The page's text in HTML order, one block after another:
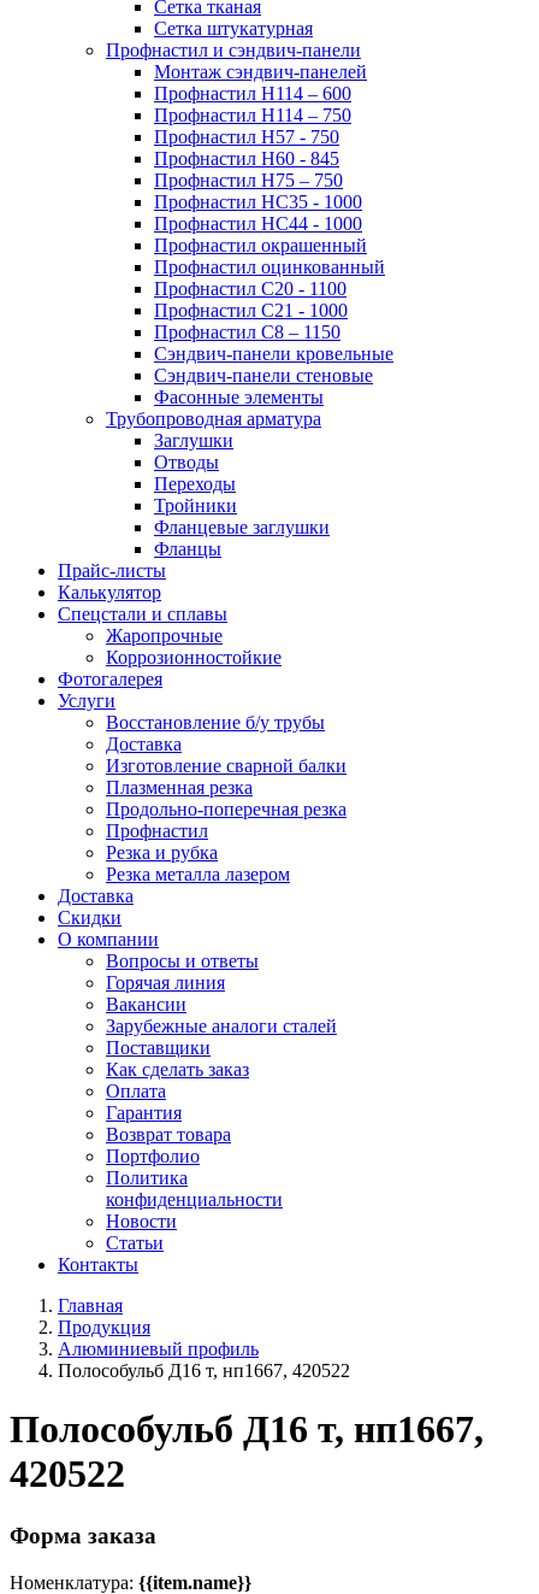
Сетка тканая
Сетка штукатурная
Профнастил и сэндвич-панели
Монтаж сэндвич-панелей
Профнастил Н114 – 600
Профнастил Н114 – 750
Профнастил Н57 - 750
Профнастил Н60 - 845
Профнастил Н75 – 750
Профнастил НС35 - 1000
Профнастил НС44 - 1000
Профнастил окрашенный
Профнастил оцинкованный
Профнастил С20 - 1100
Профнастил С21 - 1000
Профнастил С8 – 1150
Сэндвич-панели кровельные
Сэндвич-панели стеновые
Фасонные элементы
Трубопроводная арматура
Заглушки
Отводы
Переходы
Тройники
Фланцевые заглушки
Фланцы
Прайс-листы
Калькулятор
Спецстали и сплавы
Жаропрочные
Коррозионностойкие
Фотогалерея
Услуги
Восстановление б/у трубы
Доставка
Изготовление сварной балки
Плазменная резка
Продольно-поперечная резка
Профнастил
Резка и рубка
Резка металла лазером
Доставка
Скидки
О компании
Вопросы и ответы
Горячая линия
Вакансии
Зарубежные аналоги сталей
Поставщики
Как сделать заказ
Оплата
Гарантия
Возврат товара
Портфолио
Политика
конфиденциальности
Новости
Статьи
Контакты
Главная
Продукция
Алюминиевый профиль
Полособульб Д16 т, нп1667, 420522
Полособульб Д16 т, нп1667,
420522
Форма заказа
Номенклатура: {{item.name}}